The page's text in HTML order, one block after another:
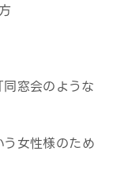
窓会のような
女性様のため